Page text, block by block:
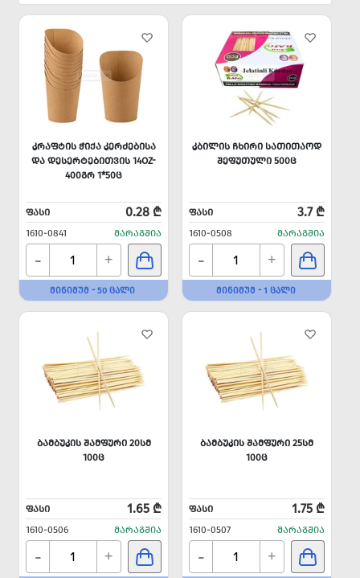
ᲙᲠᲐᲤᲢᲘᲡ ᲭᲘᲥᲐ ᲙᲔᲠᲫᲔᲑᲘᲡᲐ
ᲓᲐ ᲓᲔᲡᲔᲠᲢᲔᲑᲘᲗᲕᲘᲡ 14OZ-
400ᲒᲠ 1*50Ც
ᲤᲐᲡᲘ 0.28 ₾
1610-0841 ᲛᲐᲠᲐᲒᲨᲘᲐ
- +
ᲛᲘᲜᲘᲛᲣᲛ - 50 ᲪᲐᲚᲘ
ᲙᲑᲘᲚᲘᲡ ᲩᲮᲘᲠᲘ ᲡᲐᲗᲘᲗᲐᲝᲓ
ᲨᲔᲤᲣᲗᲣᲚᲘ 500Ც
ᲤᲐᲡᲘ 3.7 ₾
1610-0508 ᲛᲐᲠᲐᲒᲨᲘᲐ
- +
ᲛᲘᲜᲘᲛᲣᲛ - 1 ᲪᲐᲚᲘ
ᲑᲐᲛᲑᲣᲙᲘᲡ ᲨᲐᲛᲤᲣᲠᲘ 20ᲡᲛ
100Ც
ᲤᲐᲡᲘ 1.65 ₾
1610-0506 ᲛᲐᲠᲐᲒᲨᲘᲐ
- +
ᲑᲐᲛᲑᲣᲙᲘᲡ ᲨᲐᲛᲤᲣᲠᲘ 25ᲡᲛ
100Ც
ᲤᲐᲡᲘ 1.75 ₾
1610-0507 ᲛᲐᲠᲐᲒᲨᲘᲐ
- +